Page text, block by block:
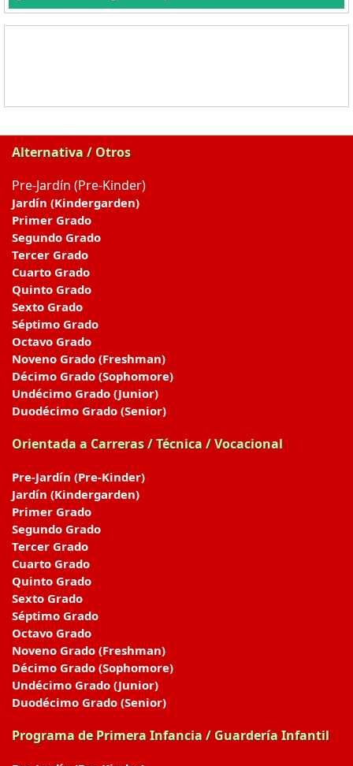
Alternativa / Otros
Pre-Jardín (Pre-Kinder)
Jardín (Kindergarden)
Primer Grado
Segundo Grado
Tercer Grado
Cuarto Grado
Quinto Grado
Sexto Grado
Séptimo Grado
Octavo Grado
Noveno Grado (Freshman)
Décimo Grado (Sophomore)
Undécimo Grado (Junior)
Duodécimo Grado (Senior)
Orientada a Carreras / Técnica / Vocacional
Pre-Jardín (Pre-Kinder)
Jardín (Kindergarden)
Primer Grado
Segundo Grado
Tercer Grado
Cuarto Grado
Quinto Grado
Sexto Grado
Séptimo Grado
Octavo Grado
Noveno Grado (Freshman)
Décimo Grado (Sophomore)
Undécimo Grado (Junior)
Duodécimo Grado (Senior)
Programa de Primera Infancia / Guardería Infantil